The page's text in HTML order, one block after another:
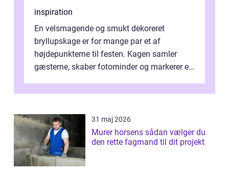
inspiration
En velsmagende og smukt dekoreret
bryllupskage er for mange par et af
højdepunkterne til festen. Kagen samler
gæsterne, skaber fotominder og markerer et
du ...
31 maj 2026
Murer horsens sådan vælger du
den rette fagmand til dit projekt